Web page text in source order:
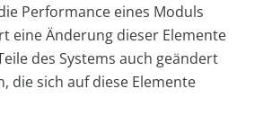
Performance eines Moduls
eine Änderung dieser Elemente
des Systems auch geändert
die sich auf diese Elemente